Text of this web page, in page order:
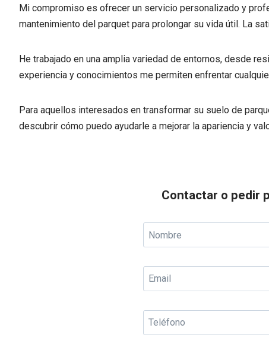
Mi compromiso es ofrecer un servicio personalizado y
mantenimiento del parquet para prolongar su vida útil. La
He trabajado en una amplia variedad de entornos, desde
experiencia y conocimientos me permiten enfrentar
Para aquellos interesados en transformar su suelo de
descubrir cómo puedo ayudarle a mejorar la apariencia y
Contactar o pedir